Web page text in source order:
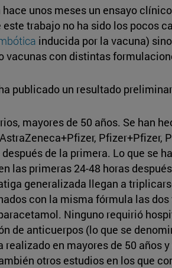
unos meses un ensayo
trabajo no ha sido los pocos
inducida por la vacuna)
vacunas con distintas
publicado un resultado
mayores de 50 años. Se han
Pfizer+Pfizer,
de la primera. Lo que se
las primeras 24-48 horas
generalizada llegan a
con la misma fórmula las
Ninguno requirió
de anticuerpos (lo que se
realizado en mayores de 50
otros estudios en los que